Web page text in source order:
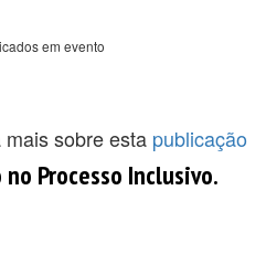
em evento
mais sobre esta publicação
Processo Inclusivo.